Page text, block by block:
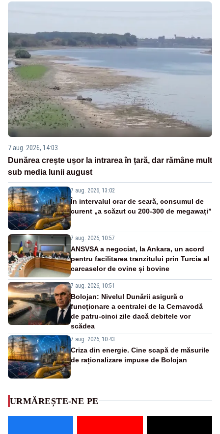
7 aug. 2026, 14:03
Dunărea crește ușor la intrarea în țară, dar rămâne mult
sub media lunii august
7 aug. 2026, 13:02
În intervalul orar de seară, consumul de
curent „a scăzut cu 200-300 de megawați”
7 aug. 2026, 10:57
ANSVSA a negociat, la Ankara, un acord
pentru facilitarea tranzitului prin Turcia al
carcaselor de ovine și bovine
7 aug. 2026, 10:51
Bolojan: Nivelul Dunării asigură o
funcționare a centralei de la Cernavodă
de patru-cinci zile dacă debitele vor
scădea
7 aug. 2026, 10:43
Criza din energie. Cine scapă de măsurile
de raționalizare impuse de Bolojan
URMĂREȘTE-NE PE